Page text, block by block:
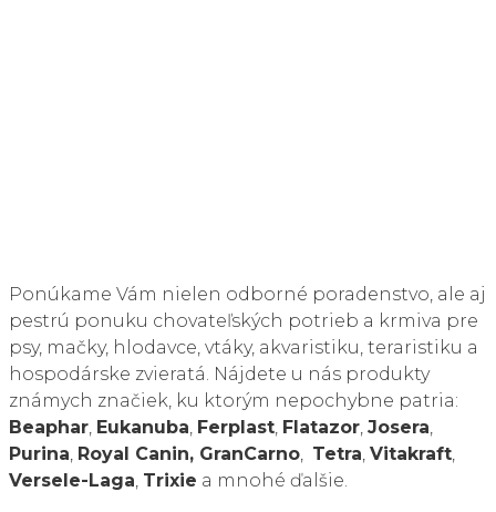
Ponúkame Vám nielen odborné poradenstvo, ale aj
pestrú ponuku chovateľských potrieb a krmiva pre
psy, mačky, hlodavce, vtáky, akvaristiku, teraristiku a
hospodárske zvieratá. Nájdete u nás produkty
známych značiek, ku ktorým nepochybne patria:
Beaphar Eukanuba Ferplast Flatazor Josera
Purina Royal Canin, GranCarno Tetra Vitakraft
Versele-Laga Trixie a mnohé ďalšie.